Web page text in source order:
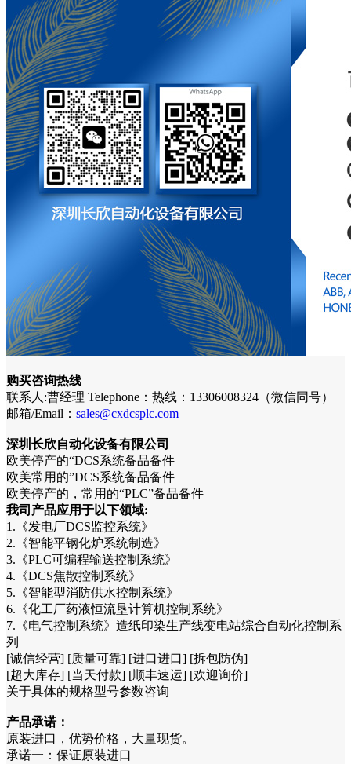
购买咨询热线
联系人:曹经理 Telephone：热线：13306008324（微信同号）
邮箱/Email： sales@cxdcsplc.com
深圳长欣自动化设备有限公司
欧美停产的“DCS系统备品备件
欧美常用的”DCS系统备品备件
欧美停产的，常用的“PLC”备品备件
我司产品应用于以下领域:
1.《发电厂DCS监控系统》
2.《智能平钢化炉系统制造》
3.《PLC可编程输送控制系统》
4.《DCS焦散控制系统》
5.《智能型消防供水控制系统》
6.《化工厂药液恒流垦计算机控制系统》
7.《电气控制系统》造纸印染生产线变电站综合自动化控制系
列
[诚信经营] [质量可靠] [进口进口] [拆包防伪]
[超大库存] [当天付款] [顺丰速运] [欢迎询价]
关于具体的规格型号参数咨询
产品承诺：
原装进口，优势价格，大量现货。
承诺一：保证原装进口